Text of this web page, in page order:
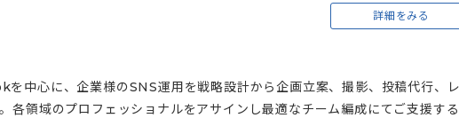
詳細をみる
心に、企業様のSNS運用を戦略設計から企画立案、撮影、投稿代行、
各領域のプロフェッショナルをアサインし最適なチーム編成にてご支援する